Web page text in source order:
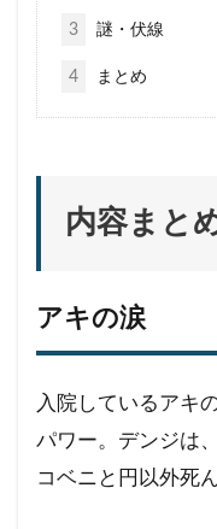
3 謎・伏線
4 まとめ
内容まと
アキの涙
入院しているアキ
パワー。デンジは
コベニと円以外死